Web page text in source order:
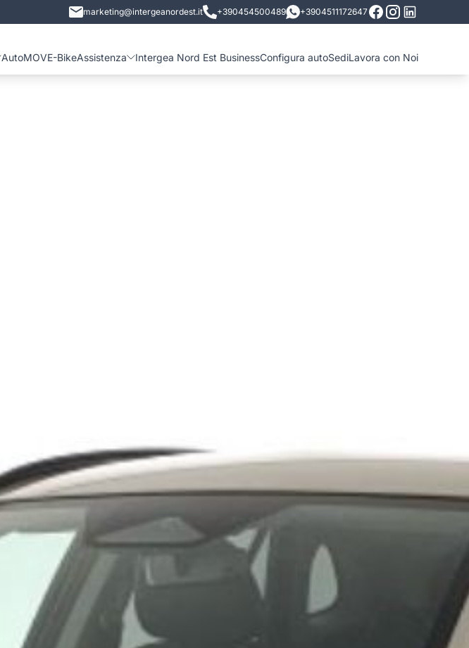
marketing@intergeanordest.it +390454500489 +3904511172647
AutoMOVE-BikeAssistenza Intergea Nord Est BusinessConfigura autoSediLavora con Noi